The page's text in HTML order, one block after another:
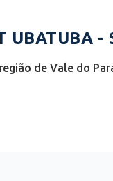
UBATUBA -
de Vale do